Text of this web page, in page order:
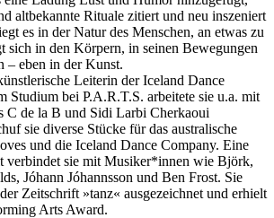
altbekannte Rituale zitiert und neu inszeniert
es in der Natur des Menschen, an etwas zu
sich in den Körpern, in seinen Bewegungen
– eben in der Kunst.
Leiterin der Iceland Dance
Studium bei P.A.R.T.S. arbeitete sie u.a. mit
C de la B und Sidi Larbi Cherkaoui
sie diverse Stücke für das australische
und die Iceland Dance Company. Eine
verbindet sie mit Musiker*innen wie Björk,
Jóhann Jóhannsson und Ben Frost. Sie
Zeitschrift »tanz« ausgezeichnet und erhielt
Arts Award.